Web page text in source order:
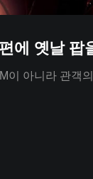
에 옛날 팝
이 아니라 관객